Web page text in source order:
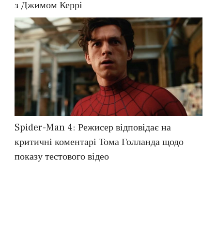
з Джимом Керрі
Spider-Man 4: Режисер відповідає на
критичні коментарі Тома Голланда щодо
показу тестового відео